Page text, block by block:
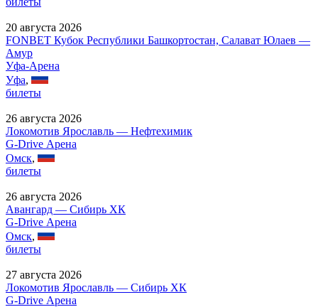
20 августа 2026
FONBET Кубок Республики Башкортостан, Салават Юлаев —
Амур
Уфа-Арена
Уфа,
билеты
26 августа 2026
Локомотив Ярославль — Нефтехимик
G-Drive Арена
Омск,
билеты
26 августа 2026
Авангард — Сибирь ХК
G-Drive Арена
Омск,
билеты
27 августа 2026
Локомотив Ярославль — Сибирь ХК
G-Drive Арена